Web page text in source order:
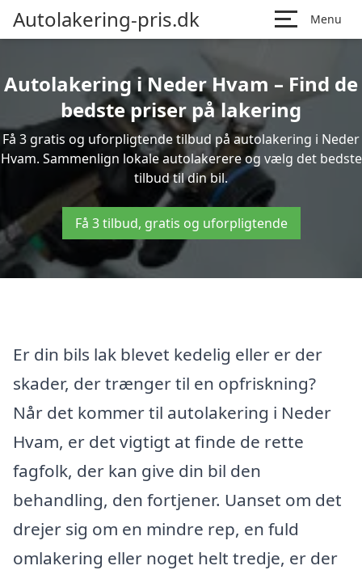
Autolakering-pris.dk Menu
Autolakering i Neder Hvam – Find de
bedste priser på lakering
Få 3 gratis og uforpligtende tilbud på autolakering i Neder
Hvam. Sammenlign lokale autolakerere og vælg det bedste
tilbud til din bil.
Få 3 tilbud, gratis og uforpligtende
Er din bils lak blevet kedelig eller er der
skader, der trænger til en opfriskning?
Når det kommer til autolakering i Neder
Hvam, er det vigtigt at finde de rette
fagfolk, der kan give din bil den
behandling, den fortjener. Uanset om det
drejer sig om en mindre rep, en fuld
omlakering eller noget helt tredje, er der